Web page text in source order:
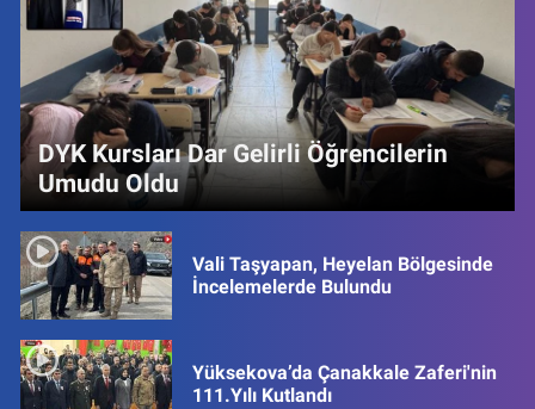
DYK Kursları Dar Gelirli Öğrencilerin
Umudu Oldu
Vali Taşyapan, Heyelan Bölgesinde
İncelemelerde Bulundu
Yüksekova’da Çanakkale Zaferi'nin
111.Yılı Kutlandı